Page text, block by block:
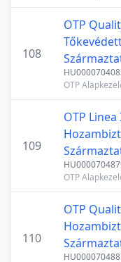
108
OTP
OTP
109
OTP Linea
OTP
110
OTP